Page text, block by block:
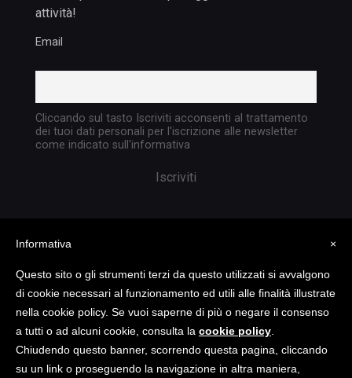
attività!
Email
Cliccando sul tasto Iscriviti acconsenti al trattamento
dei tuoi dati personali per l'iscrizione alle newsletter
come indicato sull'informativa
Copyright @ 2023 TATTICA S.R.L. | All rights
reserved | P.I. 05903351004
×
Informativa
Questo sito o gli strumenti terzi da questo utilizzati si avvalgono
di cookie necessari al funzionamento ed utili alle finalità illustrate
nella cookie policy. Se vuoi saperne di più o negare il consenso
a tutti o ad alcuni cookie, consulta la cookie policy
Chiudendo questo banner, scorrendo questa pagina, cliccando
su un link o proseguendo la navigazione in altra maniera,